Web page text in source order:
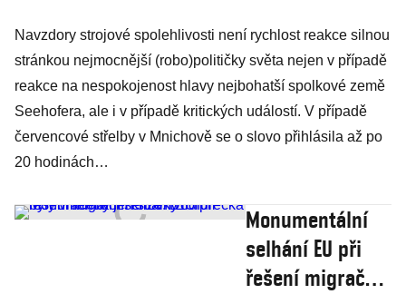
Navzdory strojové spolehlivosti není rychlost reakce silnou
stránkou nejmocnější (robo)političky světa nejen v případě
reakce na nespokojenost hlavy nejbohatší spolkové země
Seehofera, ale i v případě kritických událostí. V případě
červencové střelby v Mnichově se o slovo přihlásila až po
20 hodinách…
Monumentální
selhání EU při
řešení migrační